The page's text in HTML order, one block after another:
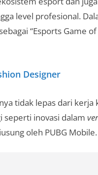
level profesional.
“Esports Game of
Designer
tidak lepas dari kerja
seperti inovasi dalam
oleh PUBG Mobile.